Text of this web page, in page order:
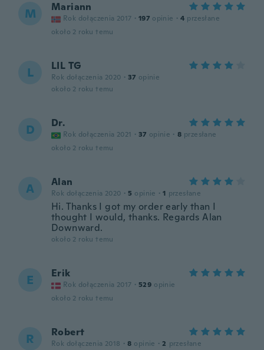
M Mariann
Rok dołączenia 2017 · 197 opinie · 4 przesłane
około 2 roku temu
L LIL TG
Rok dołączenia 2020 · 37 opinie
około 2 roku temu
D Dr.
Rok dołączenia 2021 · 37 opinie · 8 przesłane
około 2 roku temu
A Alan
Rok dołączenia 2020 · 5 opinie · 1 przesłane
Hi. Thanks I got my order early than I
thought I would, thanks. Regards Alan
Downward.
około 2 roku temu
E Erik
Rok dołączenia 2017 · 529 opinie
około 2 roku temu
R Robert
Rok dołączenia 2018 · 8 opinie · 2 przesłane